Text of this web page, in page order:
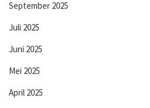
September 2025
Juli 2025
Juni 2025
Mei 2025
April 2025